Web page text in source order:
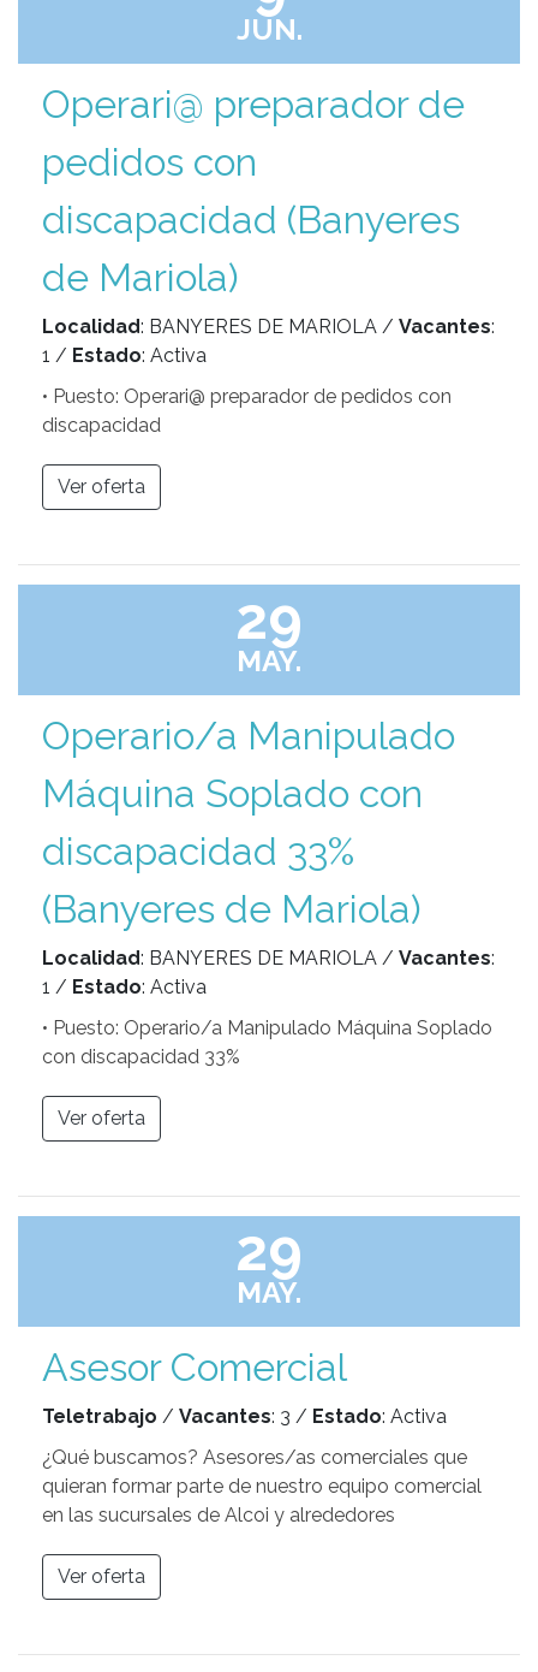
JUN.
Operari@ preparador de
pedidos con
discapacidad (Banyeres
de Mariola)
Localidad: BANYERES DE MARIOLA / Vacantes:
1 / Estado: Activa
• Puesto: Operari@ preparador de pedidos con
discapacidad
Ver oferta
29
MAY.
Operario/a Manipulado
Máquina Soplado con
discapacidad 33%
(Banyeres de Mariola)
Localidad: BANYERES DE MARIOLA / Vacantes:
1 / Estado: Activa
• Puesto: Operario/a Manipulado Máquina Soplado
con discapacidad 33%
Ver oferta
29
MAY.
Asesor Comercial
Teletrabajo / Vacantes: 3 / Estado: Activa
¿Qué buscamos? Asesores/as comerciales que
quieran formar parte de nuestro equipo comercial
en las sucursales de Alcoi y alrededores
Ver oferta